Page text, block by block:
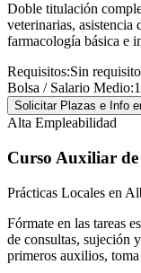
Doble titulación
veterinarias, asistencia
farmacología básica e
Requisitos:Sin
Bolsa / Salario Medio:
Solicitar Plazas e Info
Alta Empleabilidad
Curso Auxiliar
Prácticas Locales en
Fórmate en las tareas
de consultas, sujeción
primeros auxilios,